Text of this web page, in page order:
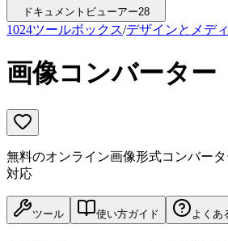
ドキュメントビューアー28
1024ツールボックス/デザインとメデ
画像コンバーター
無料のオンライン画像形式コンバータ
対応
ツール 使い方ガイド よくあ